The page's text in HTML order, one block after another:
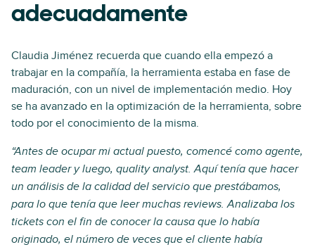
adecuadamente
Claudia Jiménez recuerda que cuando ella empezó a
trabajar en la compañía, la herramienta estaba en fase de
maduración, con un nivel de implementación medio. Hoy
se ha avanzado en la optimización de la herramienta, sobre
todo por el conocimiento de la misma.
“Antes de ocupar mi actual puesto, comencé como agente,
team leader y luego, quality analyst. Aquí tenía que hacer
un análisis de la calidad del servicio que prestábamos,
para lo que tenía que leer muchas reviews. Analizaba los
tickets con el fin de conocer la causa que lo había
originado, el número de veces que el cliente había